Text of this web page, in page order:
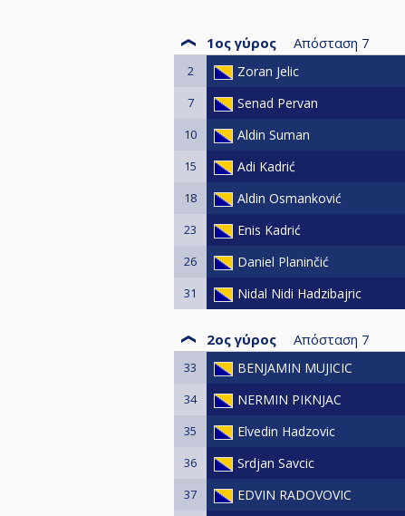
1ος γύρος Απόσταση 7
2 Zoran Jelic
7 Senad Pervan
10 Aldin Suman
15 Adi Kadrić
18 Aldin Osmanković
23 Enis Kadrić
26 Daniel Planinčić
31 Nidal Nidi Hadzibajric
2ος γύρος Απόσταση 7
33 BENJAMIN MUJICIC
34 NERMIN PIKNJAC
35 Elvedin Hadzovic
36 Srdjan Savcic
37 EDVIN RADOVOVIC